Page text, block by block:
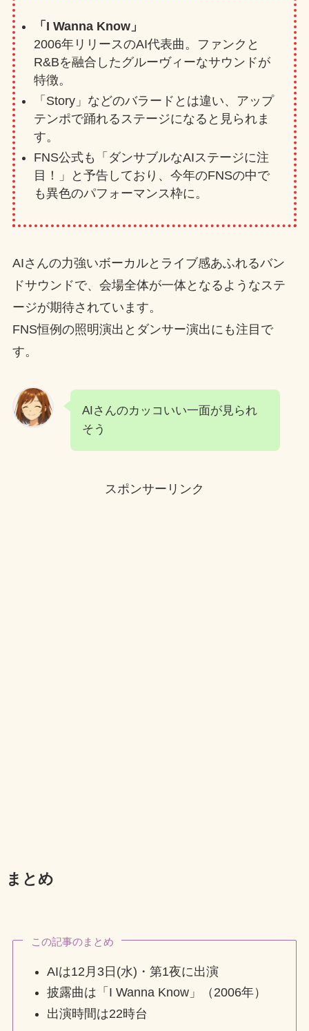
「I Wanna Know」
2006年リリースのAI代表曲。ファンクと
R&Bを融合したグルーヴィーなサウンドが
特徴。
「Story」などのバラードとは違い、アップ
テンポで踊れるステージになると見られま
す。
FNS公式も「ダンサブルなAIステージに注
目！」と予告しており、今年のFNSの中で
も異色のパフォーマンス枠に。
AIさんの力強いボーカルとライブ感あふれるバン
ドサウンドで、会場全体が一体となるようなステ
ージが期待されています。
FNS恒例の照明演出とダンサー演出にも注目で
す。
AIさんのカッコいい一面が見られ
そう
スポンサーリンク
まとめ
この記事のまとめ
AIは12月3日(水)・第1夜に出演
披露曲は「I Wanna Know」（2006年）
出演時間は22時台